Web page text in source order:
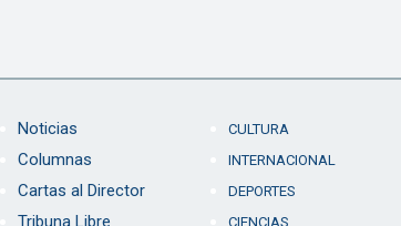
Noticias
Columnas
Cartas al Director
Tribuna Libre
CULTURA
INTERNACIONAL
DEPORTES
CIENCIAS